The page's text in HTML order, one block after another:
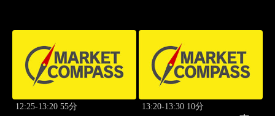
12:25-13:20 55分 13:20-13:30 10分